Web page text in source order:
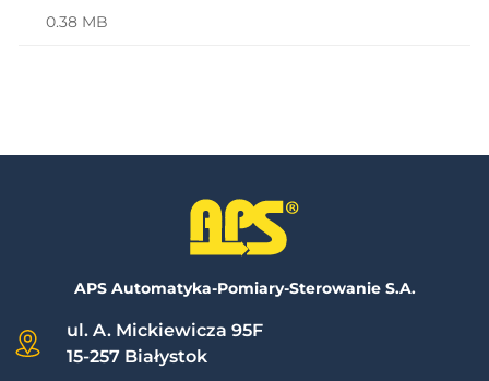
0.38 MB
APS Automatyka-Pomiary-Sterowanie S.A.
ul. A. Mickiewicza 95F
15-257 Białystok